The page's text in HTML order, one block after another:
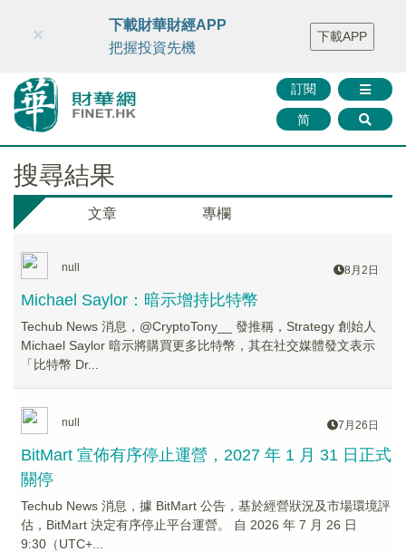
財華智庫網 FINTV FINMETA 財華證券 媒體矩陣
智庫沙龍
聯絡我們
訂閱
简
×
下載財華財經APP
把握投資先機
下載APP
搜尋結果
文章 專欄
null 8月2日
Michael Saylor：暗示增持比特幣
Techub News 消息，@CryptoTony__ 發推稱，Strategy 創始人
Michael Saylor 暗示將購買更多比特幣，其在社交媒體發文表示
「比特幣 Dr...
null 7月26日
BitMart 宣佈有序停止運營，2027 年 1 月 31 日正式
關停
Techub News 消息，據 BitMart 公告，基於經營狀況及市場環境評
估，BitMart 決定有序停止平台運營。 自 2026 年 7 月 26 日
9:30（UTC+...